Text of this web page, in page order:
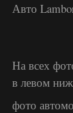
Авто
На всех
в левом
фото